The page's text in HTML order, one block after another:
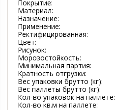
Покрытие:
Материал:
Назначение:
Применение:
Ректифицированная:
Цвет:
Рисунок:
Морозостойкость:
Минимальная партия:
Кратность отгрузки:
Вес упаковки брутто (кг):
Вес паллеты брутто (кг):
Кол-во упаковок на паллете:
Кол-во кв.м на паллете: